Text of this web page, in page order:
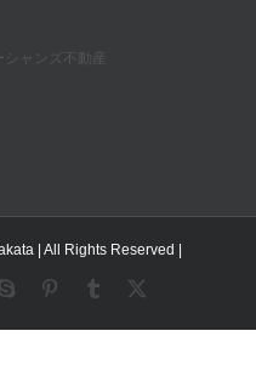
| All Rights Reserved |
Skype PinterestTumblr